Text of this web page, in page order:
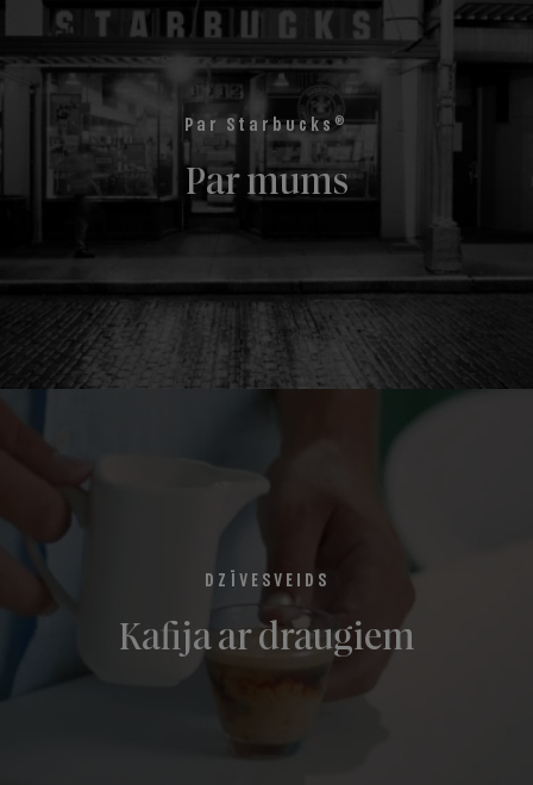
Par Starbucks ®
Par mums
DZĪVESVEIDS
Kafija ar draugiem